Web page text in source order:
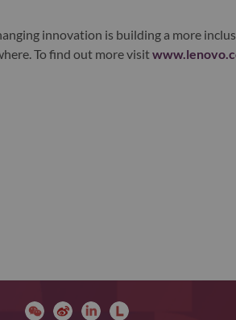
innovation is building a more
To find out more visit